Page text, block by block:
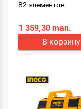
82 элементов
1 359,30 man.
В корзину